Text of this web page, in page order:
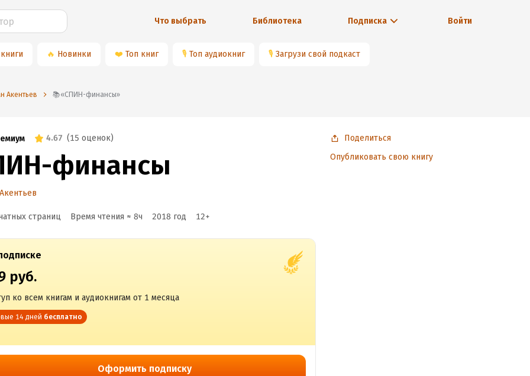
Что выбрать Библиотека Подписка Войти
🔥 Новинки ❤️ Топ книг 🎙 Топ аудиокниг 🎙 Загрузи свой подкаст
Акентьев 📚«СПИН-финансы»
4.67 (15 оценок)
финансы
страниц Время чтения ≈ 8ч 2018 год 12+
руб.
ко всем книгам и аудиокнигам от 1 месяца
14 дней бесплатно
Оформить подписку
Поделиться
Опубликовать свою книгу